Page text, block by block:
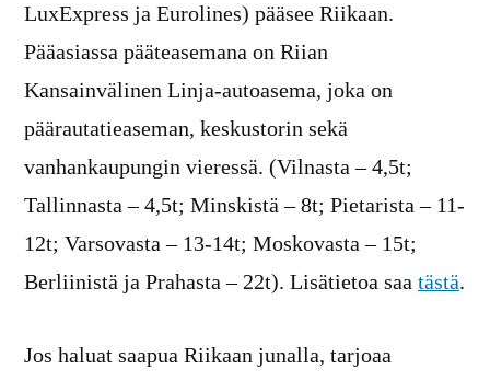
LuxExpress ja Eurolines) pääsee Riikaan.
Pääasiassa pääteasemana on Riian
Kansainvälinen Linja-autoasema, joka on
päärautatieaseman, keskustorin sekä
vanhankaupungin vieressä. (Vilnasta – 4,5t;
Tallinnasta – 4,5t; Minskistä – 8t; Pietarista – 11-
12t; Varsovasta – 13-14t; Moskovasta – 15t;
Berliinistä ja Prahasta – 22t). Lisätietoa saa tästä.
Jos haluat saapua Riikaan junalla, tarjoaa